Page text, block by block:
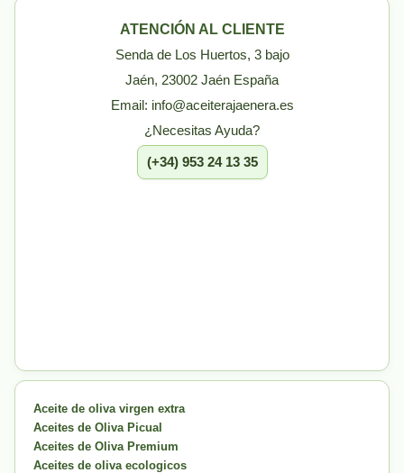
ATENCIÓN AL CLIENTE
Senda de Los Huertos, 3 bajo
Jaén, 23002 Jaén España
Email: info@aceiterajaenera.es
¿Necesitas Ayuda?
(+34) 953 24 13 35
Aceite de oliva virgen extra
Aceites de Oliva Picual
Aceites de Oliva Premium
Aceites de oliva ecologicos